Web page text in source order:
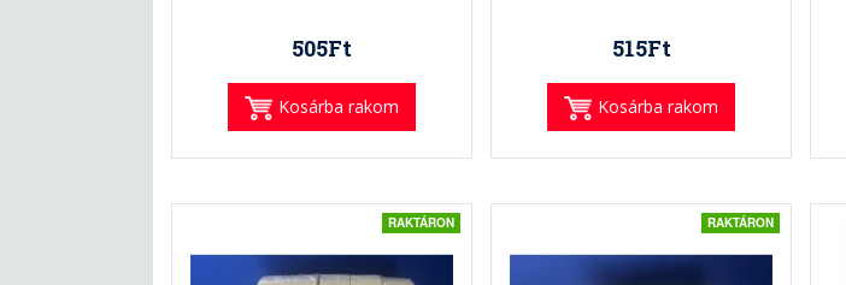
505Ft
Kosárba rakom
515Ft
Kosárba rakom
RAKTÁRON RAKTÁRON